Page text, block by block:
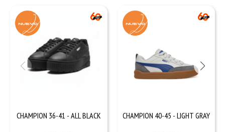
CHAMPION 36-41 - ALL BLACK CHAMPION 40-45 - LIGHT GRAY